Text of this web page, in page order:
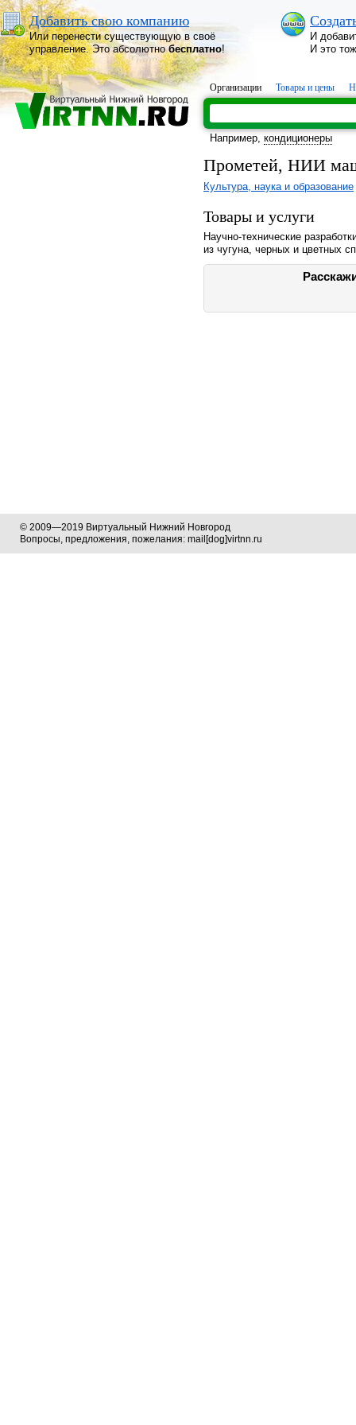
Добавить свою компанию
Или перенести существующую в своё
управление. Это абсолютнобесплатно!
И
И это
Организации Товары и цены
Например, кондиционеры
Прометей, НИИ
Культура, наука и образование
Товары и услуги
Научно-технические
из чугуна, черных и цветных
© 2009—2019 Виртуальный Нижний Новгород
Вопросы, предложения, пожелания: mail[dog]virtnn.ru